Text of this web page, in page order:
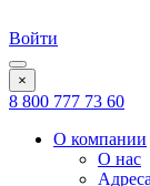
Войти
×
8 800 777 73 60
О компании
О нас